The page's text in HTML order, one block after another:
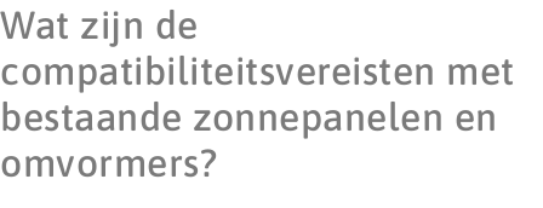
Wat zijn de
compatibiliteitsvereisten met
bestaande zonnepanelen en
omvormers?